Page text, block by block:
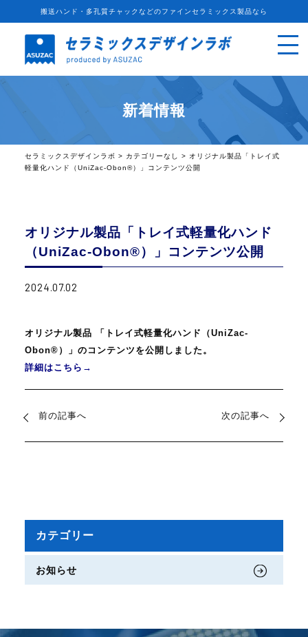
搬送ハンド・多孔質チャックなどのファインセラミックス製品なら
新着情報
セラミックスデザインラボ > カテゴリーなし > オリジナル製品「トレイ式
軽量化ハンド（UniZac-Obon®）」コンテンツ公開
オリジナル製品「トレイ式軽量化ハンド
（UniZac-Obon®）」コンテンツ公開
2024.07.02
オリジナル製品 「トレイ式軽量化ハンド（UniZac-
Obon®）」のコンテンツを公開しました。
詳細はこちら→
前の記事へ 次の記事へ
カテゴリー
お知らせ